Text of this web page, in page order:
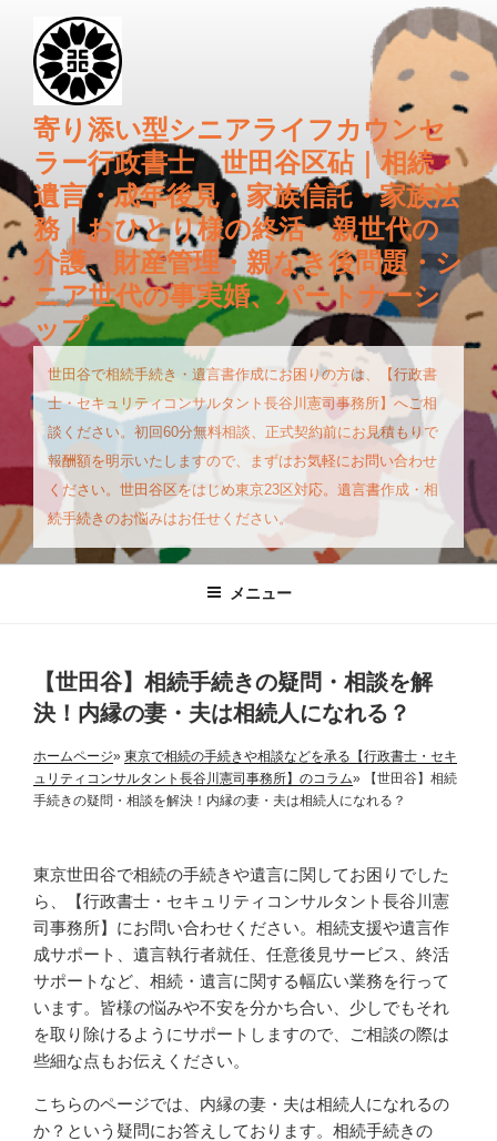
ス
キ
ッ
プ
寄り添い型シニアライフカウンセ
ラー行政書士 世田谷区砧｜相続・
遺言・成年後見・家族信託・家族法
務｜おひとり様の終活・親世代の
介護、財産管理・親なき後問題・シ
ニア世代の事実婚、パートナーシ
ップ
世田谷で相続手続き・遺言書作成にお困りの方は、【行政書
士・セキュリティコンサルタント長谷川憲司事務所】へご相
談ください。初回60分無料相談、正式契約前にお見積もりで
報酬額を明示いたしますので、まずはお気軽にお問い合わせ
ください。世田谷区をはじめ東京23区対応。遺言書作成・相
続手続きのお悩みはお任せください。
メニュー
【世田谷】相続手続きの疑問・相談を解
決！内縁の妻・夫は相続人になれる？
ホームページ» 東京で相続の手続きや相談などを承る【行政書士・セキ
ュリティコンサルタント長谷川憲司事務所】のコラム» 【世田谷】相続
手続きの疑問・相談を解決！内縁の妻・夫は相続人になれる？
東京世田谷で相続の手続きや遺言に関してお困りでした
ら、【行政書士・セキュリティコンサルタント長谷川憲
司事務所】にお問い合わせください。相続支援や遺言作
成サポート、遺言執行者就任、任意後見サービス、終活
サポートなど、相続・遺言に関する幅広い業務を行って
います。皆様の悩みや不安を分かち合い、少しでもそれ
を取り除けるようにサポートしますので、ご相談の際は
些細な点もお伝えください。
こちらのページでは、内縁の妻・夫は相続人になれるの
か？という疑問にお答えしております。相続手続きの